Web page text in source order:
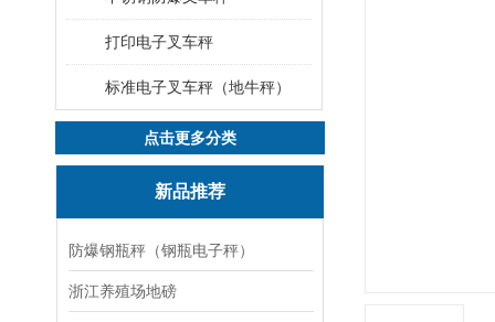
打印电子叉车秤
标准电子叉车秤（地牛秤）
点击更多分类
新品推荐
防爆钢瓶秤（钢瓶电子秤）
浙江养殖场地磅